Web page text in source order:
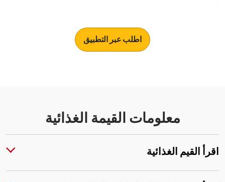
اطلب عبر التطبيق
معلومات القيمة الغذائية
اقرأ القيم الغذائية